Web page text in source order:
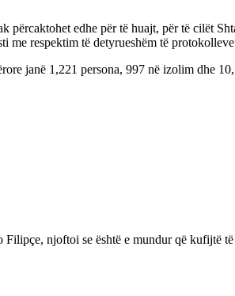
përcaktohet edhe për të huajt, për të cilët
me respektim të detyrueshëm të
janë 1,221 persona, 997 në izolim dhe
njoftoi se është e mundur që kufijtë